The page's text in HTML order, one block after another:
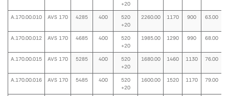
+20
A.170.00.010 AVS 170 4285 400
520
+20
2260.00 1170 900 63.00
A.170.00.012 AVS 170 4685 400
520
+20
1985.00 1290 990 68.00
A.170.00.015 AVS 170 5285 400
520
+20
1680.00 1460 1130 76.00
A.170.00.016 AVS 170 5485 400
520
+20
1600.00 1520 1170 79.00